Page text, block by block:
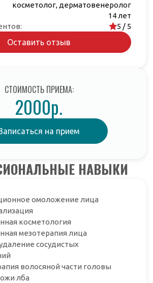
косметолог, дерматовенеролог
14 лет
5 / 5
Оставить отзыв
СТОИМОСТЬ ПРИЕМА:
2000р.
на прием
НАВЫКИ
омоложение лица
косметология
мезотерапия лица
сосудистых
волосяной части головы
лба